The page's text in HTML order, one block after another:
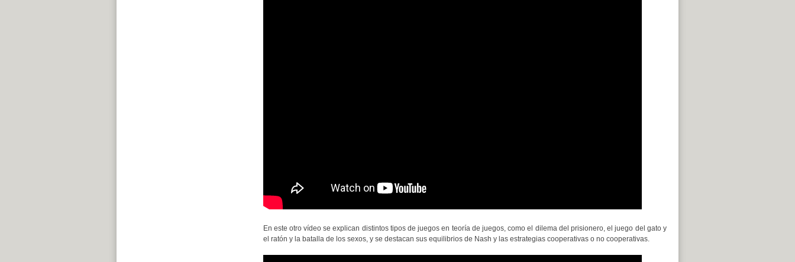
En este otro vídeo se explican distintos tipos de juegos en teoría de juegos, como el dilema del prisionero, el juego del gato y
el ratón y la batalla de los sexos, y se destacan sus equilibrios de Nash y las estrategias cooperativas o no cooperativas.